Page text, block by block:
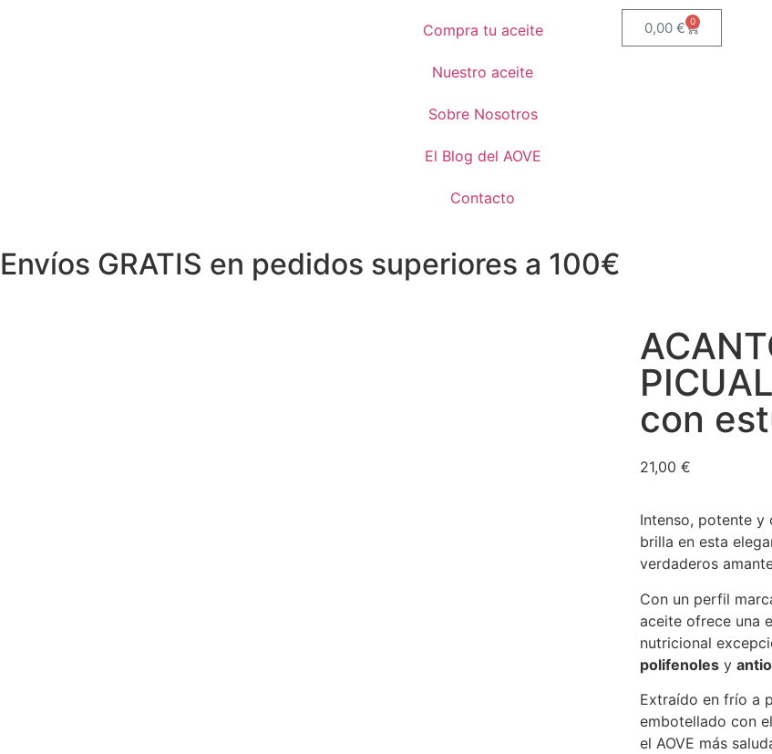
Compra tu aceite
Nuestro aceite
Sobre Nosotros
El Blog del AOVE
Contacto
0,00 € 0
Envíos GRATIS en pedidos superiores a 100€
con
21,00 €
Intenso, potente
brilla en esta
verdaderos
Con un perfil
aceite ofrece una
nutricional
polifenoles y
Extraído en frío a
embotellado con
el AOVE más